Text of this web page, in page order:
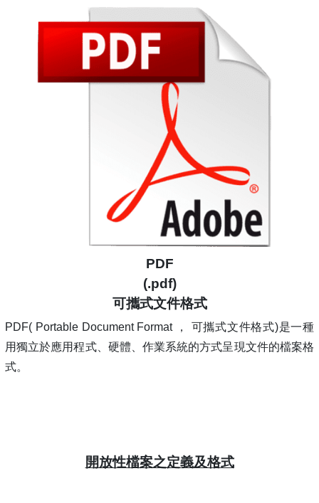
PDF
(.pdf)
可攜式文件格式
PDF( Portable Document Format ， 可攜式文件格式)是一種
用獨立於應用程式、硬體、作業系統的方式呈現文件的檔案格
式。
開放性檔案之定義及格式